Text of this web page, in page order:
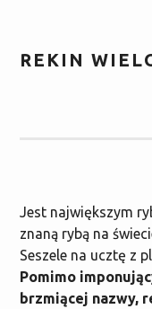
REKIN
Jest największym
znaną rybą na
Seszele na ucztę z
Pomimo
brzmiącej nazwy,